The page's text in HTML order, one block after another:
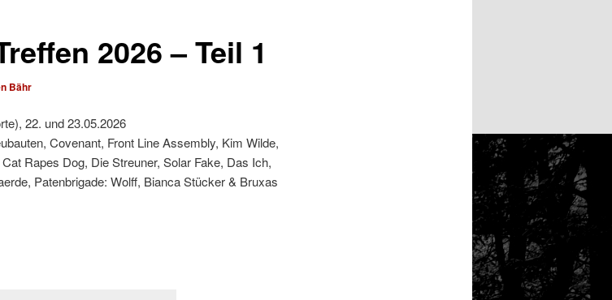
2026 – Teil 1
Bähr
22. und 23.05.2026
Covenant, Front Line Assembly, Kim Wilde,
Rapes Dog, Die Streuner, Solar Fake, Das Ich,
Patenbrigade: Wolff, Bianca Stücker & Bruxas